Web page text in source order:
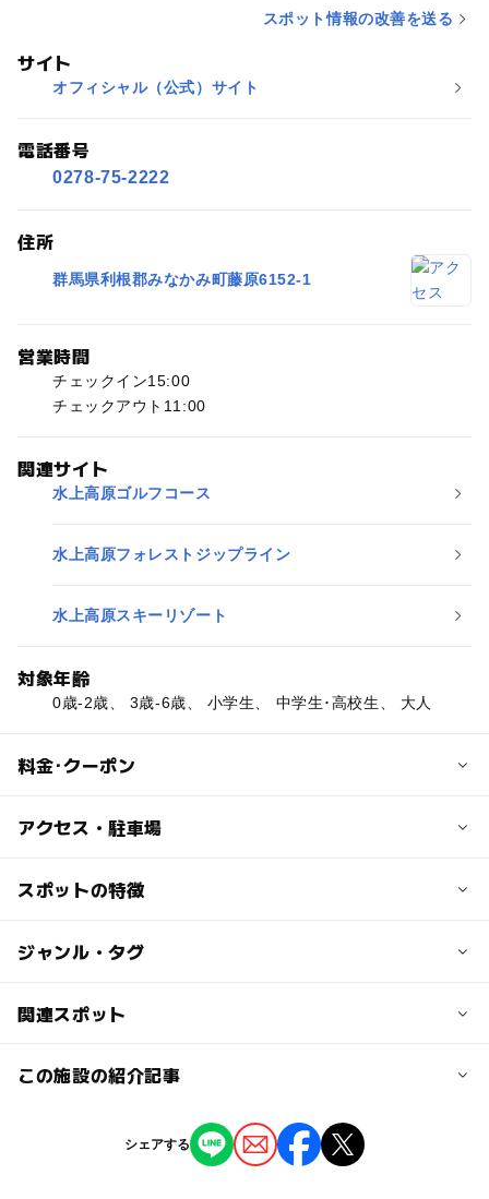
スポット情報の改善を送る
サイト
オフィシャル（公式）サイト
電話番号
0278-75-2222
住所
群馬県利根郡みなかみ町藤原6152-1
営業時間
チェックイン15:00
チェックアウト11:00
関連サイト
水上高原ゴルフコース
水上高原フォレストジップライン
水上高原スキーリゾート
対象年齢
0歳-2歳、 3歳-6歳、 小学生、 中学生･高校生、 大人
料金･クーポン
子供の料金
アクセス・駐車場
交通アクセス
電車の場合：上越新幹線上毛高原駅から無料送迎シャトル
確認ください）
近くの駅
スポットの特徴
駐車場あり ー
授乳室あり
◯ オムツ交換台
ジャンル・タグ
ジャンル
温泉がある宿泊施設 子連れゴルフ 冬のお出かけ
関連スポット
水上高原スキーリゾート（水上高原ホテル200）
水上高原フォレストジップライン（水上高原ホテル20
この施設の紹介記事
ママパパ451人の声！子供向け雪遊び＆スキ
ー場遊びランキング スキーデビューのコツ
シェアする